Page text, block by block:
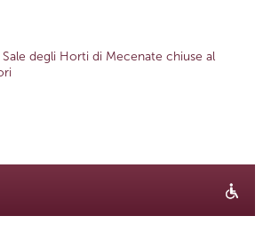
degli Horti di Mecenate chiuse al